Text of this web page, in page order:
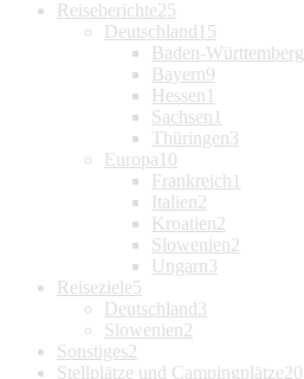
Reiseberichte25
Deutschland 15
Baden-Württemberg
Bayern9
Hessen 1
Sachsen 1
Thüringen3
Europa 10
Frankreich 1
Italien2
Kroatien2
Slowenien2
Ungarn3
Reiseziele5
Deutschland3
Slowenien2
Sonstiges2
Stellplätze und Campingplätze20